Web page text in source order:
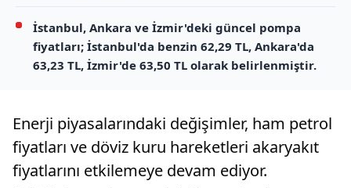
İstanbul, Ankara ve İzmir'deki güncel pompa
fiyatları; İstanbul'da benzin 62,29 TL, Ankara'da
63,23 TL, İzmir'de 63,50 TL olarak belirlenmiştir.
Enerji piyasalarındaki değişimler, ham petrol
fiyatları ve döviz kuru hareketleri akaryakıt
fiyatlarını etkilemeye devam ediyor.